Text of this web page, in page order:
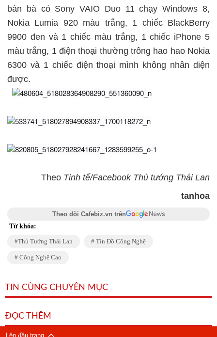
bàn bà có Sony VAIO Duo 11 chạy Windows 8,
Nokia Lumia 920 màu trắng, 1 chiếc BlackBerry
9900 đen và 1 chiếc màu trắng, 1 chiếc iPhone 5
màu trắng, 1 điện thoại thường trông hao hao Nokia
6300 và 1 chiếc điện thoại mình không nhân diện
được.
Theo Tinh tế/Facebook Thủ tướng Thái Lan
tanhoa
Theo dõi Cafebiz.vn trên
Từ khóa:
Thủ Tướng Thái Lan Tín Đồ Công Nghệ
Công Nghệ Cao
TIN CÙNG CHUYÊN MỤC
ĐỌC THÊM
Lên đầu trang